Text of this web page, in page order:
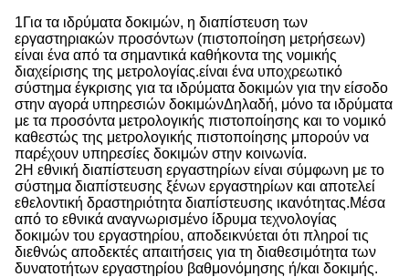
1Για τα ιδρύματα δοκιμών, η διαπίστευση των
εργαστηριακών προσόντων (πιστοποίηση μετρήσεων)
είναι ένα από τα σημαντικά καθήκοντα της νομικής
διαχείρισης της μετρολογίας.είναι ένα υποχρεωτικό
σύστημα έγκρισης για τα ιδρύματα δοκιμών για την είσοδο
στην αγορά υπηρεσιών δοκιμώνΔηλαδή, μόνο τα ιδρύματα
με τα προσόντα μετρολογικής πιστοποίησης και το νομικό
καθεστώς της μετρολογικής πιστοποίησης μπορούν να
παρέχουν υπηρεσίες δοκιμών στην κοινωνία.
2Η εθνική διαπίστευση εργαστηρίων είναι σύμφωνη με το
σύστημα διαπίστευσης ξένων εργαστηρίων και αποτελεί
εθελοντική δραστηριότητα διαπίστευσης ικανότητας.Μέσα
από το εθνικά αναγνωρισμένο ίδρυμα τεχνολογίας
δοκιμών του εργαστηρίου, αποδεικνύεται ότι πληροί τις
διεθνώς αποδεκτές απαιτήσεις για τη διαθεσιμότητα των
δυνατοτήτων εργαστηρίου βαθμονόμησης ή/και δοκιμής.